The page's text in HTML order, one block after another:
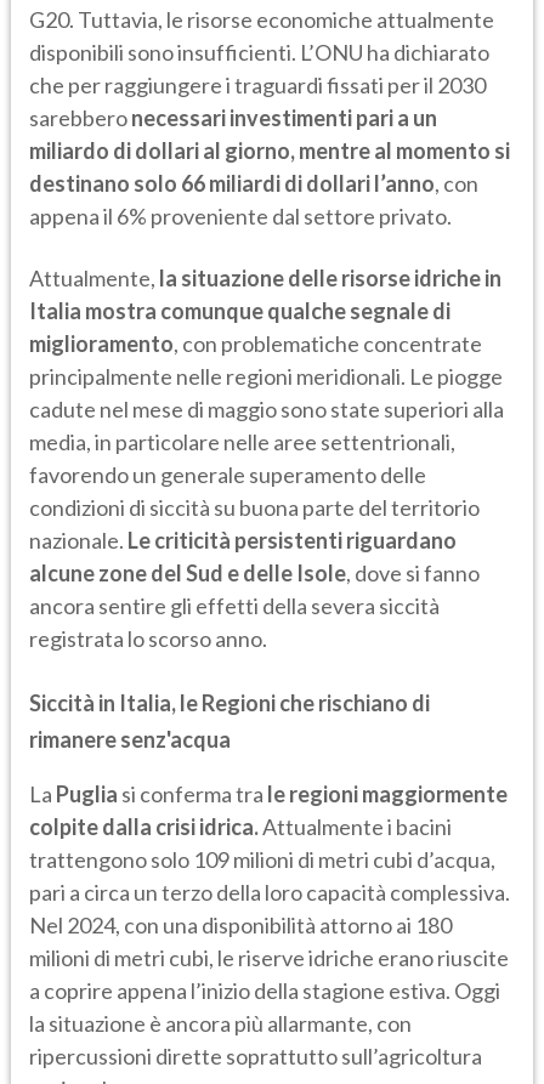
G20. Tuttavia, le risorse economiche attualmente
disponibili sono insufficienti. L’ONU ha dichiarato
che per raggiungere i traguardi fissati per il 2030
sarebberonecessari investimenti pari a un
miliardo di dollari al giorno, mentre al momento si
destinano solo 66 miliardi di dollari l’anno, con
appena il 6% proveniente dal settore privato.
Attualmente, la situazione delle risorse idriche in
Italia mostra comunque qualche segnale di
miglioramento, con problematiche concentrate
principalmente nelle regioni meridionali. Le piogge
cadute nel mese di maggio sono state superiori alla
media, in particolare nelle aree settentrionali,
favorendo un generale superamento delle
condizioni di siccità su buona parte del territorio
nazionale. Le criticità persistenti riguardano
alcune zone del Sud e delle Isole, dove si fanno
ancora sentire gli effetti della severa siccità
registrata lo scorso anno.
Siccità in Italia, le Regioni che rischiano di
rimanere senz'acqua
La Puglia si conferma tra le regioni maggiormente
colpite dalla crisi idrica.Attualmente i bacini
trattengono solo 109 milioni di metri cubi d’acqua,
pari a circa un terzo della loro capacità complessiva.
Nel 2024, con una disponibilità attorno ai 180
milioni di metri cubi, le riserve idriche erano riuscite
a coprire appena l’inizio della stagione estiva. Oggi
la situazione è ancora più allarmante, con
ripercussioni dirette soprattutto sull’agricoltura